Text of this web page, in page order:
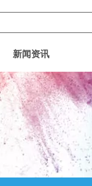
新闻资讯